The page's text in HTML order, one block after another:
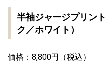
半袖ジャージプリン
ク／ホワイト）
価格：8,800円（税込）